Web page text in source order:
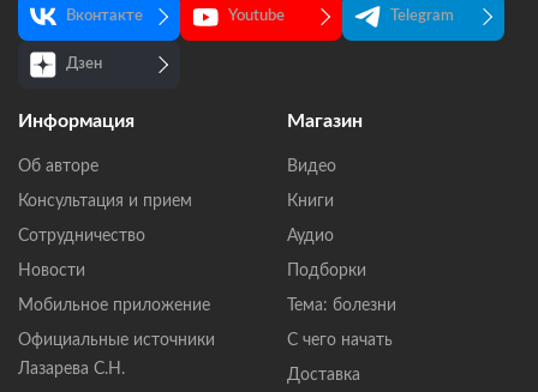
Вконтакте Youtube Telegram
Дзен
Информация
Об авторе
Консультация и прием
Сотрудничество
Новости
Мобильное приложение
Официальные источники
Лазарева С.Н.
Магазин
Видео
Книги
Аудио
Подборки
Тема: болезни
С чего начать
Доставка